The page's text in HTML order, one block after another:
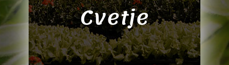
Cvetje